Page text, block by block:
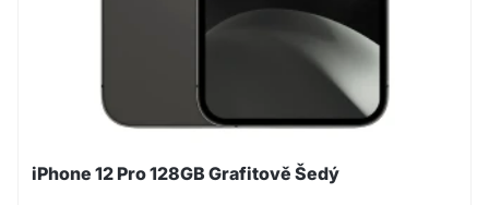
iPhone 12 Pro 128GB Grafitově Šedý